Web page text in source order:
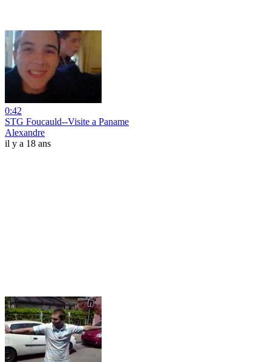
0:42
STG Foucauld--Visite a Paname
Alexandre
il y a 18 ans